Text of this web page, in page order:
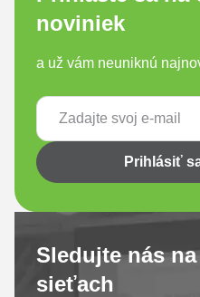
noviniek
a už vám neuniknú
Prihlásiť
Sledujte nás
sieťach